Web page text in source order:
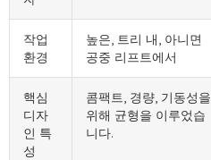
작업
환경
높은, 트리 내, 아니면
공중 리프트에서
핵심
디자
인 특
성
콤팩트, 경량, 기동성을
위해 균형을 이루었습
니다.